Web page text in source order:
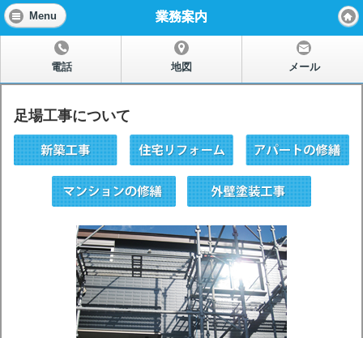
Menu 業務案内
電話 地図 メール
足場工事について